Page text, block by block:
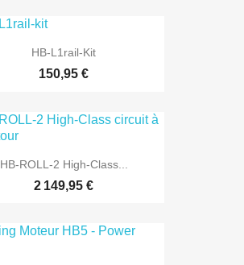
HB-L1rail-Kit
150,95 €
HB-ROLL-2 High-Class...
2 149,95 €